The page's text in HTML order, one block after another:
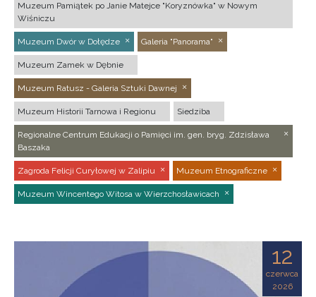
Muzeum Pamiątek po Janie Matejce "Koryznówka" w Nowym
Wiśniczu
Muzeum Dwór w Dołędze Galeria "Panorama"
Muzeum Zamek w Dębnie
Muzeum Ratusz - Galeria Sztuki Dawnej
Muzeum Historii Tarnowa i Regionu Siedziba
Regionalne Centrum Edukacji o Pamięci im. gen. bryg. Zdzisława
Baszaka
Zagroda Felicji Curyłowej w Zalipiu Muzeum Etnograficzne
Muzeum Wincentego Witosa w Wierzchosławicach
12
czerwca
2026